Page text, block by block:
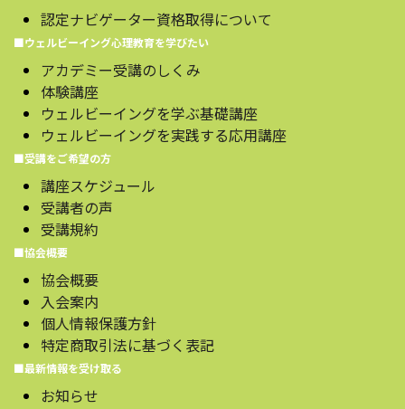
認定ナビゲーター資格取得について
■ウェルビーイング心理教育を学びたい
アカデミー受講のしくみ
体験講座
ウェルビーイングを学ぶ基礎講座
ウェルビーイングを実践する応用講座
■受講をご希望の方
講座スケジュール
受講者の声
受講規約
■協会概要
協会概要
入会案内
個人情報保護方針
特定商取引法に基づく表記
■最新情報を受け取る
お知らせ